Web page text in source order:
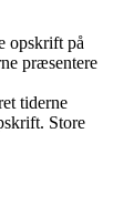
opskrift på
præsentere
tiderne
Store